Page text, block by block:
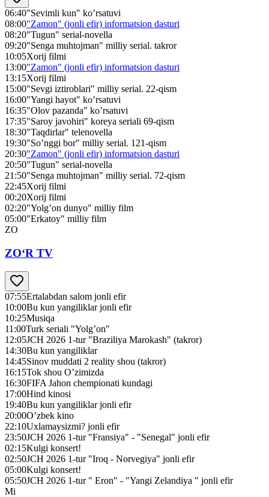
06:40"Sevimli kun" ko’rsatuvi
08:00"Zamon" (jonli efir) informatsion dasturi
08:20"Tugun" serial-novella
09:20"Senga muhtojman" milliy serial. takror
10:05Xorij filmi
13:00"Zamon" (jonli efir) informatsion dasturi
13:15Xorij filmi
15:00"Sevgi iztiroblari" milliy serial. 22-qism
16:00"Yangi hayot" ko’rsatuvi
16:35"Olov pazanda" ko’rsatuvi
17:35"Saroy javohiri" koreya seriali 69-qism
18:30"Taqdirlar" telenovella
19:30"So’nggi bor" milliy serial. 121-qism
20:30"Zamon" (jonli efir) informatsion dasturi
20:50"Tugun" serial-novella
21:50"Senga muhtojman" milliy serial. 72-qism
22:45Xorij filmi
00:20Xorij filmi
02:20"Yolg’on dunyo" milliy film
05:00"Erkatoy" milliy film
ZO
ZO‘R TV
07:55Ertalabdan salom jonli efir
10:00Bu kun yangiliklar jonli efir
10:25Musiqa
11:00Turk seriali "Yolg’on"
12:05JCH 2026 1-tur "Braziliya Marokash" (takror)
14:30Bu kun yangiliklar
14:45Sinov muddati 2 reality shou (takror)
16:15Tok shou O’zimizda
16:30FIFA Jahon chempionati kundagi
17:00Hind kinosi
19:40Bu kun yangiliklar jonli efir
20:00O’zbek kino
22:10Uxlamaysizmi? jonli efir
23:50JCH 2026 1-tur "Fransiya" - "Senegal" jonli efir
02:15Kulgi konsert!
02:50JCH 2026 1-tur "Iroq - Norvegiya" jonli efir
05:00Kulgi konsert!
05:50JCH 2026 1-tur " Eron" - "Yangi Zelandiya " jonli efir
Mi